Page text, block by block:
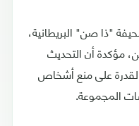
"ذا صن" البريطانية،
مؤكدة أن التحديث
على منع أشخاص
المجموعة.